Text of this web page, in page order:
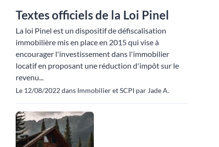
Textes officiels de la Loi Pinel
La loi Pinel est un dispositif de défiscalisation
immobilière mis en place en 2015 qui vise à
encourager l'investissement dans l'immobilier
locatif en proposant une réduction d'impôt sur le
revenu...
Le 12/08/2022 dans Immobilier et SCPI par Jade A.